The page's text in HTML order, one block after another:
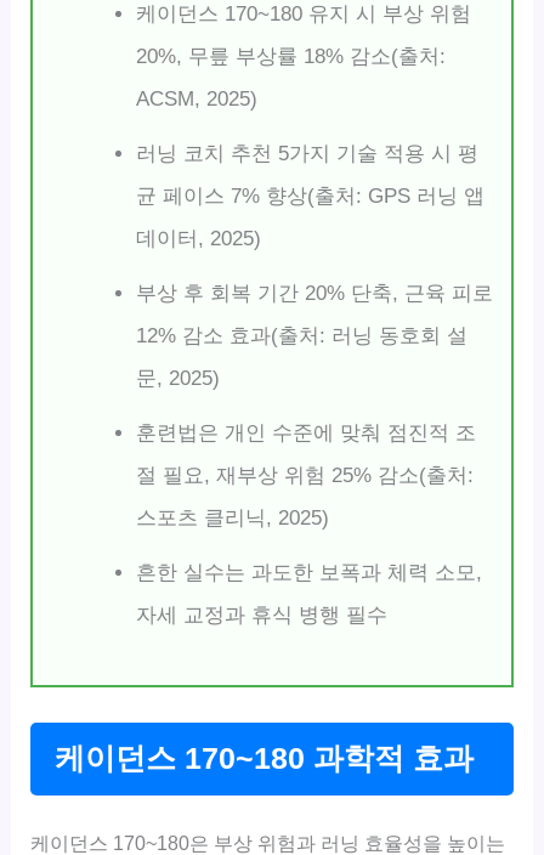
케이던스 170~180 유지 시 부상 위험
20%, 무릎 부상률 18% 감소(출처:
ACSM, 2025)
러닝 코치 추천 5가지 기술 적용 시 평
균 페이스 7% 향상(출처: GPS 러닝 앱
데이터, 2025)
부상 후 회복 기간 20% 단축, 근육 피로
12% 감소 효과(출처: 러닝 동호회 설
문, 2025)
훈련법은 개인 수준에 맞춰 점진적 조
절 필요, 재부상 위험 25% 감소(출처:
스포츠 클리닉, 2025)
흔한 실수는 과도한 보폭과 체력 소모,
자세 교정과 휴식 병행 필수
케이던스 170~180 과학적 효과
케이던스 170~180은 부상 위험과 러닝 효율성을 높이는